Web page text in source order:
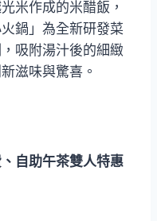
米作成的米醋飯，
鍋」為全新研發菜
吸附湯汁後的細緻
滋味與驚喜。
自助午茶雙人特惠